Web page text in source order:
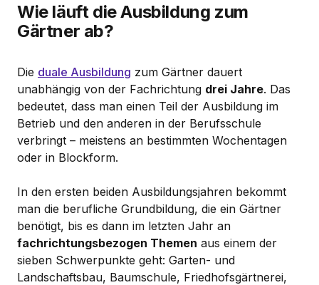
Wie läuft die Ausbildung zum
Gärtner ab?
Die duale Ausbildung zum Gärtner dauert
unabhängig von der Fachrichtung drei Jahre. Das
bedeutet, dass man einen Teil der Ausbildung im
Betrieb und den anderen in der Berufsschule
verbringt – meistens an bestimmten Wochentagen
oder in Blockform.
In den ersten beiden Ausbildungsjahren bekommt
man die berufliche Grundbildung, die ein Gärtner
benötigt, bis es dann im letzten Jahr an
fachrichtungsbezogen Themen aus einem der
sieben Schwerpunkte geht: Garten- und
Landschaftsbau, Baumschule, Friedhofsgärtnerei,